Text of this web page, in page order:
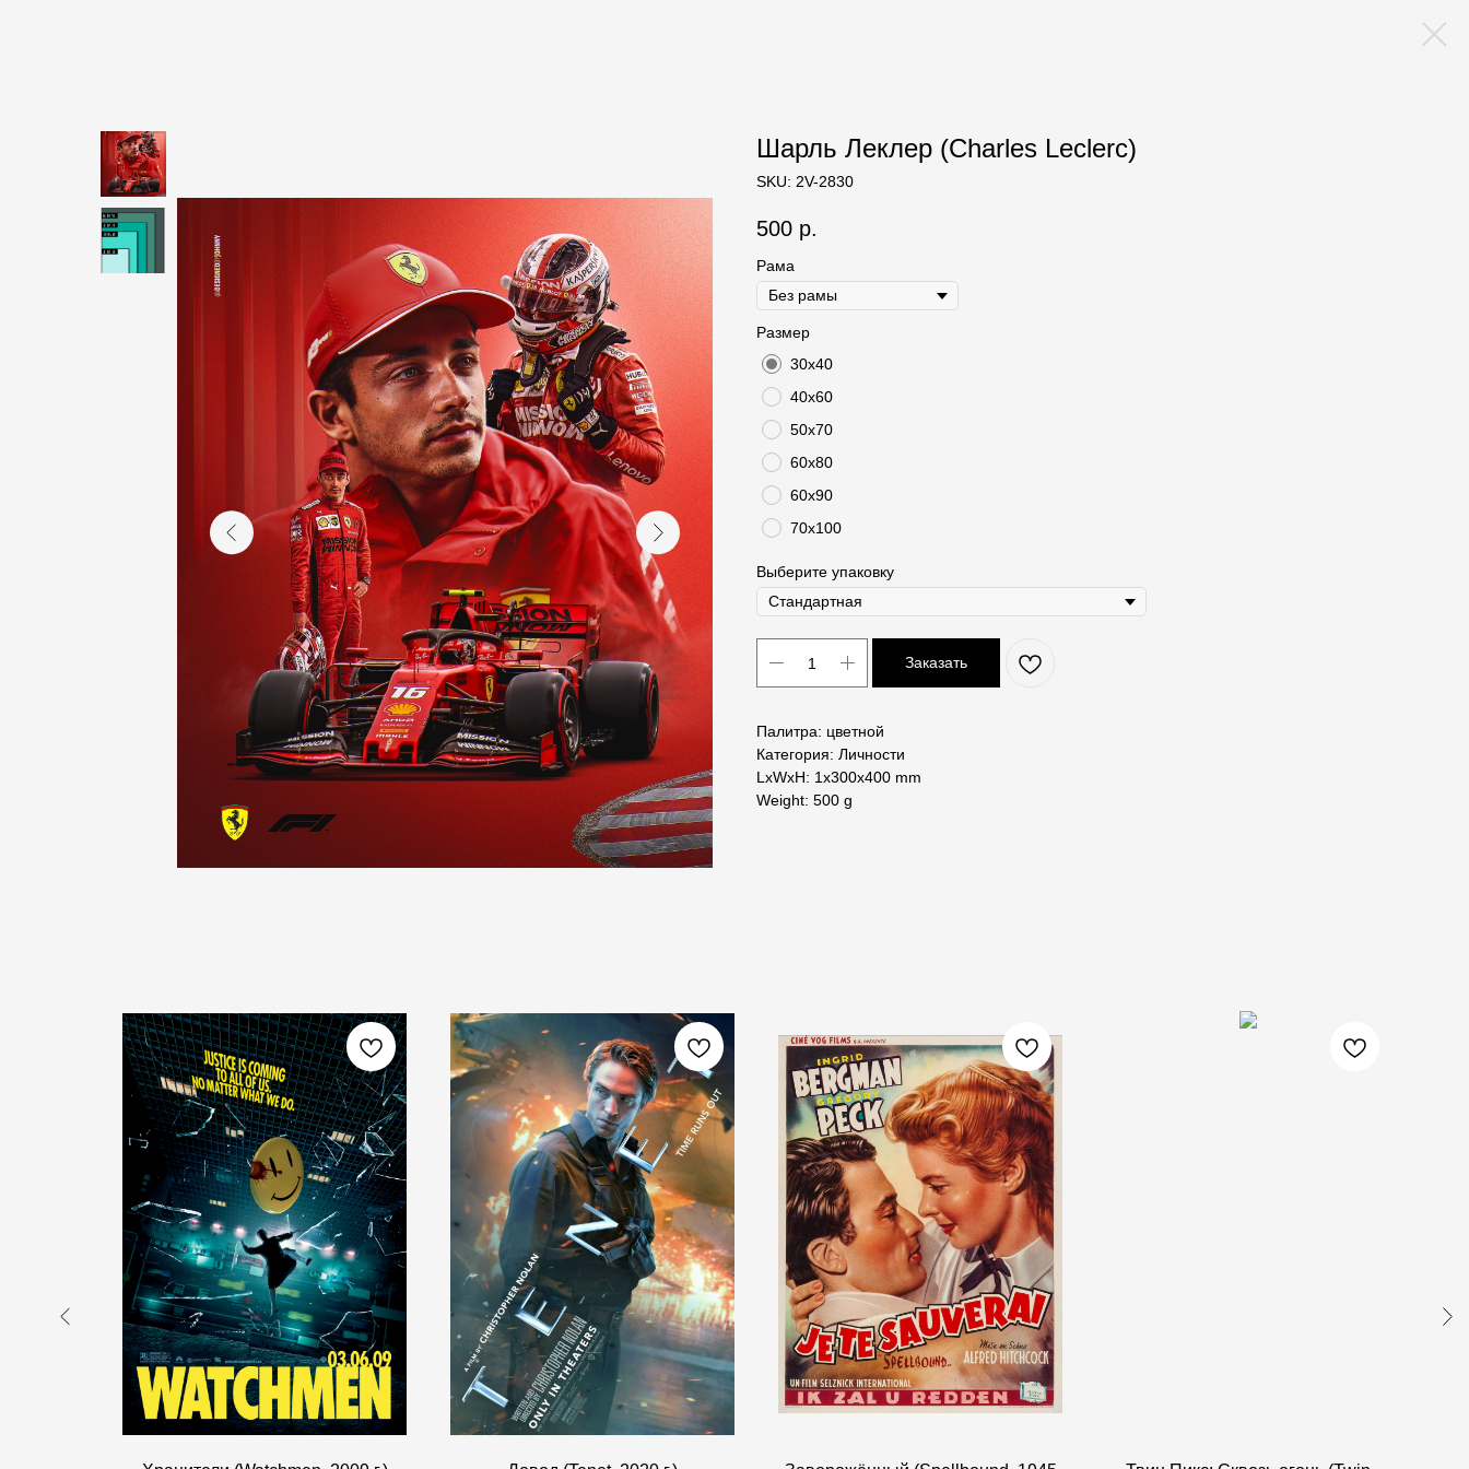
Шарль Леклер (Charles Leclerc)
SKU: 2V-2830
500 р.
Рама
Размер
30х40
40х60
50х70
60х80
60х90
70х100
Выберите упаковку
Заказать
Палитра: цветной
Категория: Личности
LxWxH: 1x300x400 mm
Weight: 500 g